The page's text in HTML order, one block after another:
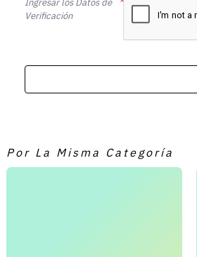
Ingresar los Datos de
Verificación
Por La Misma Categoría